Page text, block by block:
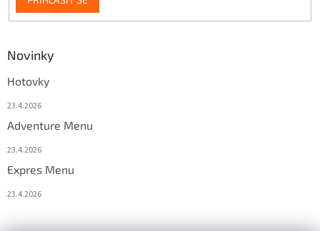
Novinky
Hotovky
23.4.2026
Adventure Menu
23.4.2026
Expres Menu
23.4.2026